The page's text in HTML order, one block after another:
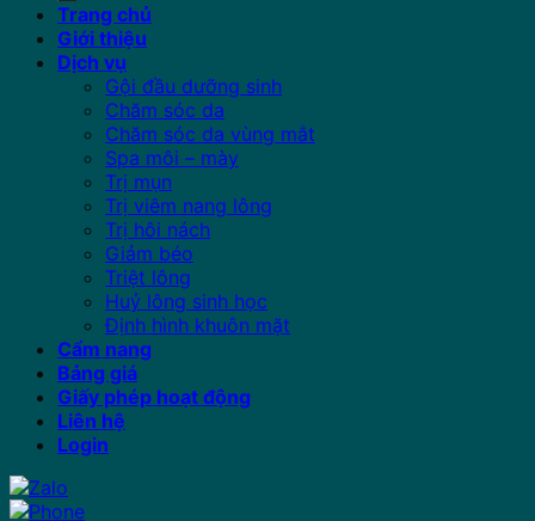
Trang chủ
Giới thiệu
Dịch vụ
Gội đầu dưỡng sinh
Chăm sóc da
Chăm sóc da vùng mắt
Spa môi – mày
Trị mụn
Trị viêm nang lông
Trị hôi nách
Giảm béo
Triệt lông
Huỷ lông sinh học
Định hình khuôn mặt
Cẩm nang
Bảng giá
Giấy phép hoạt động
Liên hệ
Login